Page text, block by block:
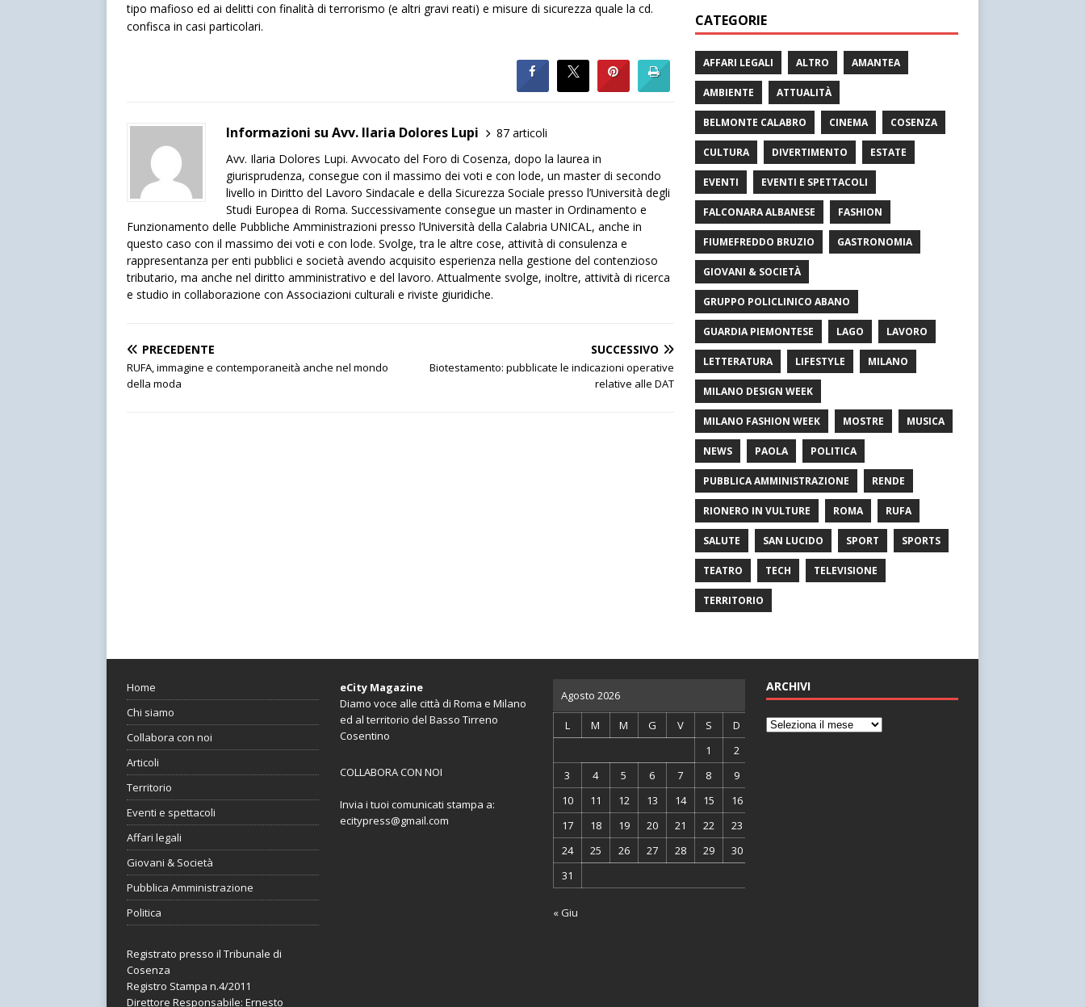
tipo mafioso ed ai delitti con finalità di terrorismo (e altri gravi reati) e misure di sicurezza quale la cd.
confisca in casi particolari.
Informazioni su Avv. Ilaria Dolores Lupi
87 articoli
Avv. Ilaria Dolores Lupi. Avvocato del Foro di Cosenza, dopo la laurea in
giurisprudenza, consegue con il massimo dei voti e con lode, un master di secondo
livello in Diritto del Lavoro Sindacale e della Sicurezza Sociale presso l’Università degli
Studi Europea di Roma. Successivamente consegue un master in Ordinamento e
Funzionamento delle Pubbliche Amministrazioni presso l’Università della Calabria UNICAL, anche in
questo caso con il massimo dei voti e con lode. Svolge, tra le altre cose, attività di consulenza e
rappresentanza per enti pubblici e società avendo acquisito esperienza nella gestione del contenzioso
tributario, ma anche nel diritto amministrativo e del lavoro. Attualmente svolge, inoltre, attività di ricerca
e studio in collaborazione con Associazioni culturali e riviste giuridiche.
PRECEDENTE
RUFA, immagine e contemporaneità anche nel mondo
della moda
SUCCESSIVO
Biotestamento: pubblicate le indicazioni operative
relative alle DAT
CATEGORIE
AFFARI LEGALI ALTRO AMANTEA
AMBIENTE ATTUALITÀ
BELMONTE CALABRO CINEMA COSENZA
CULTURA DIVERTIMENTO ESTATE
EVENTI EVENTI E SPETTACOLI
FALCONARA ALBANESE FASHION
FIUMEFREDDO BRUZIO GASTRONOMIA
GIOVANI & SOCIETÀ
GRUPPO POLICLINICO ABANO
GUARDIA PIEMONTESE LAGO LAVORO
LETTERATURA LIFESTYLE MILANO
MILANO DESIGN WEEK
MILANO FASHION WEEK MOSTRE MUSICA
NEWS PAOLA POLITICA
PUBBLICA AMMINISTRAZIONE RENDE
RIONERO IN VULTURE ROMA RUFA
SALUTE SAN LUCIDO SPORT SPORTS
TEATRO TECH TELEVISIONE
TERRITORIO
Home
Chi siamo
Collabora con noi
Articoli
Territorio
Eventi e spettacoli
Affari legali
Giovani & Società
Pubblica Amministrazione
Politica
Registrato presso il Tribunale di
Cosenza
Registro Stampa n.4/2011
Direttore Responsabile: Ernesto
eCity Magazine
Diamo voce alle città di Roma e Milano
ed al territorio del Basso Tirreno
Cosentino
COLLABORA CON NOI
Invia i tuoi comunicati stampa a:
ecitypress@gmail.com
Agosto 2026
L M M G V S
D
1
2
3
4 5 6 7 8
9
10
11 12 13 14 15
16
17
18 19 20 21 22
23
24
25 26 27 28 29
30
31
« Giu
ARCHIVI